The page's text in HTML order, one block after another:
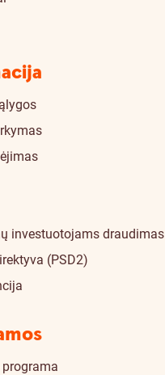
investuotojams draudimas
(PSD2)